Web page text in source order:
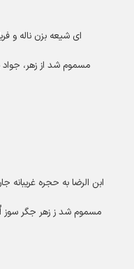
ای شیعه بزن ناله و
مسموم شد از زهر،
ابن الرضا به حجره
مسموم شد ز زهر جگر سوز